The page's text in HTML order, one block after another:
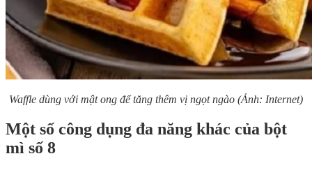
Waffle dùng với mật ong để tăng thêm vị ngọt ngào (Ảnh: Internet)
Một số công dụng đa năng khác của bột
mì số 8